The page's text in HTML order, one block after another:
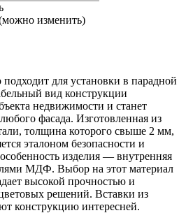
изменить)
для установки в парадной
вид конструкции
недвижимости и станет
фасада. Изготовленная из
толщина которого свыше 2 мм,
эталоном безопасности и
изделия — внутренняя
МДФ. Выбор на этот материал
высокой прочностью и
решений. Вставки из
конструкцию интересней.